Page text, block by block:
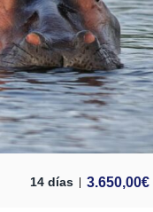
14 días 3.650,00€